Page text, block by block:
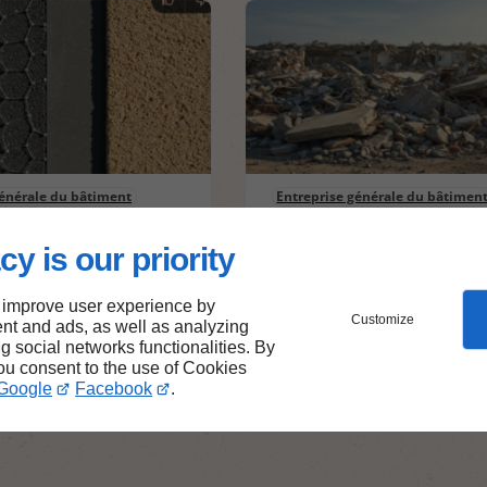
is our priority
user experience by
and ads, as well as analyzing
social networks functionalities. By
consent to the use of Cookies
Facebook .
Customize
du bâtiment
de
: un tour
du béton haute
et des
biosourcés
Entreprise générale du bâtiment
solutions
du recyclage